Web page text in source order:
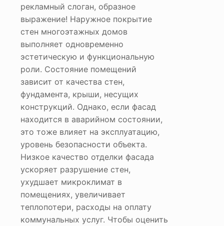
рекламный слоган, образное
выражение! Наружное покрытие
стен многоэтажных домов
выполняет одновременно
эстетическую и функциональную
роли. Состояние помещений
зависит от качества стен,
фундамента, крыши, несущих
конструкций. Однако, если фасад
находится в аварийном состоянии,
это тоже влияет на эксплуатацию,
уровень безопасности объекта.
Низкое качество отделки фасада
ускоряет разрушение стен,
ухудшает микроклимат в
помещениях, увеличивает
теплопотери, расходы на оплату
коммунальных услуг. Чтобы оценить